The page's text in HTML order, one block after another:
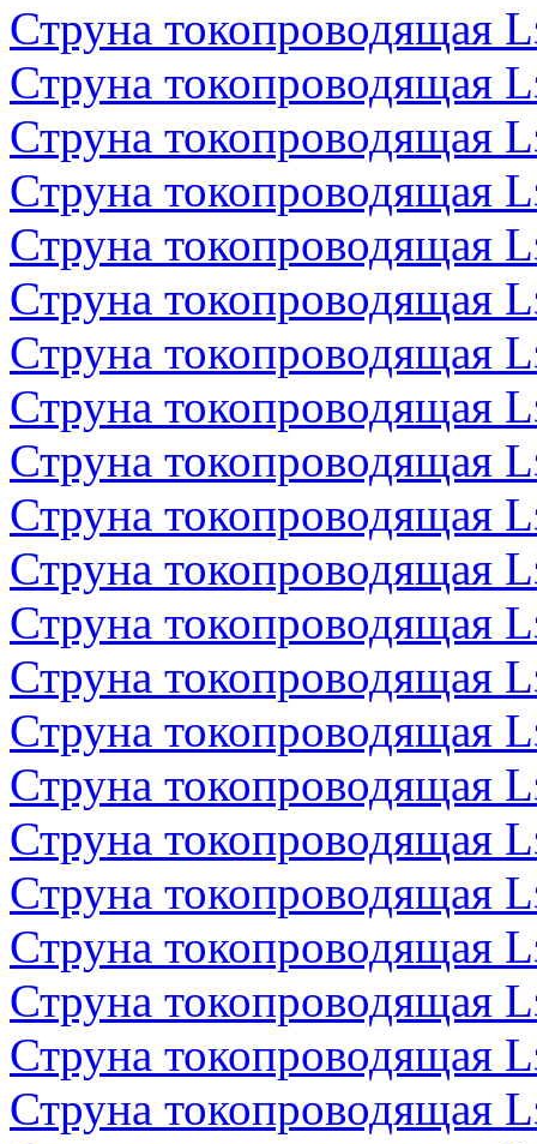
Струна токопроводящая
Струна токопроводящая
Струна токопроводящая
Струна токопроводящая
Струна токопроводящая
Струна токопроводящая
Струна токопроводящая
Струна токопроводящая
Струна токопроводящая
Струна токопроводящая
Струна токопроводящая
Струна токопроводящая
Струна токопроводящая
Струна токопроводящая
Струна токопроводящая
Струна токопроводящая
Струна токопроводящая
Струна токопроводящая
Струна токопроводящая
Струна токопроводящая
Струна токопроводящая